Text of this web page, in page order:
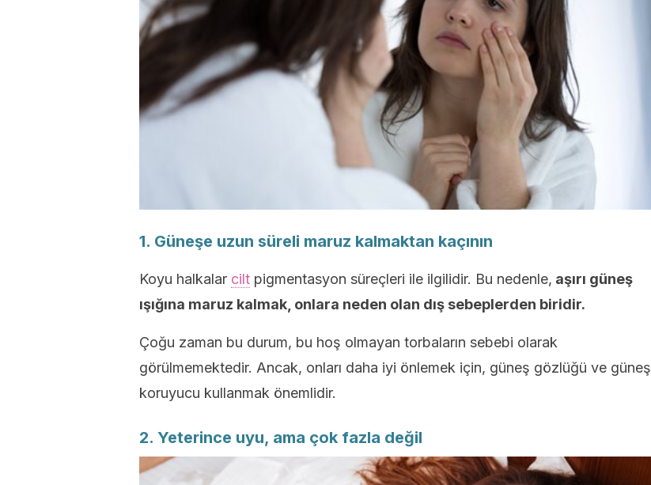
1. Güneşe uzun süreli maruz kalmaktan kaçının
Koyu halkalar cilt pigmentasyon süreçleri ile ilgilidir. Bu nedenle, aşırı güneş
ışığına maruz kalmak, onlara neden olan dış sebeplerden biridir.
Çoğu zaman bu durum, bu hoş olmayan torbaların sebebi olarak
görülmemektedir. Ancak, onları daha iyi önlemek için, güneş gözlüğü ve güneş
koruyucu kullanmak önemlidir.
2. Yeterince uyu, ama çok fazla değil